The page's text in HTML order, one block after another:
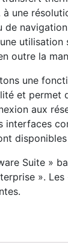
une
de
outre la
une
et permet
aux
Suite »
».